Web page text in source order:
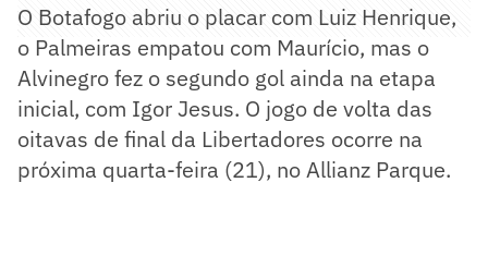
O Botafogo abriu o placar com Luiz Henrique,
o Palmeiras empatou com Maurício, mas o
Alvinegro fez o segundo gol ainda na etapa
inicial, com Igor Jesus. O jogo de volta das
oitavas de final da Libertadores ocorre na
próxima quarta-feira (21), no Allianz Parque.